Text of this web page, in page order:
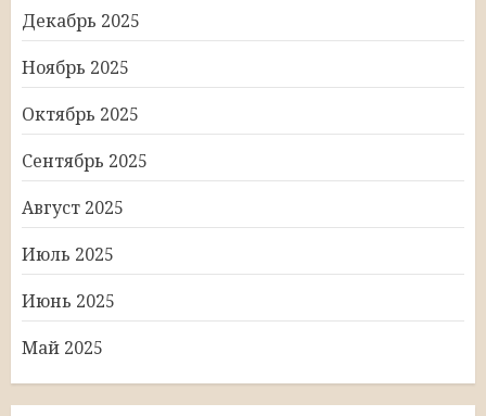
Декабрь 2025
Ноябрь 2025
Октябрь 2025
Сентябрь 2025
Август 2025
Июль 2025
Июнь 2025
Май 2025